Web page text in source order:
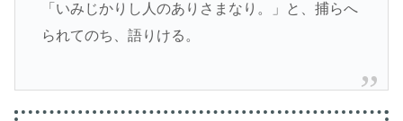
「いみじかりし人のありさまなり。」と、捕らへ
られてのち、語りける。